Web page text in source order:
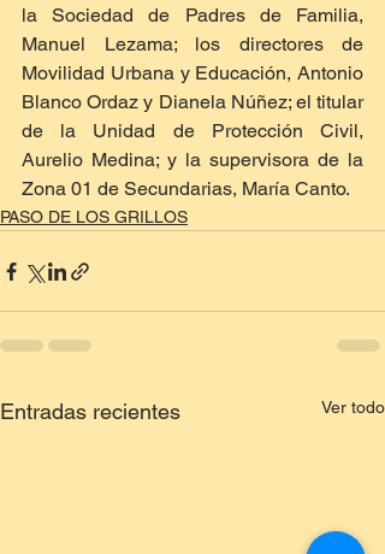
la Sociedad de Padres de Familia,
Manuel Lezama; los directores de
Movilidad Urbana y Educación, Antonio
Blanco Ordaz y Dianela Núñez; el titular
de la Unidad de Protección Civil,
Aurelio Medina; y la supervisora de la
Zona 01 de Secundarias, María Canto.
PASO DE LOS GRILLOS
Entradas recientes Ver todo